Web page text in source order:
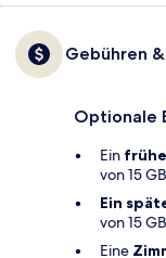
Gebühren
Optionale
Ein
von 15
Ein
von 15
Eine